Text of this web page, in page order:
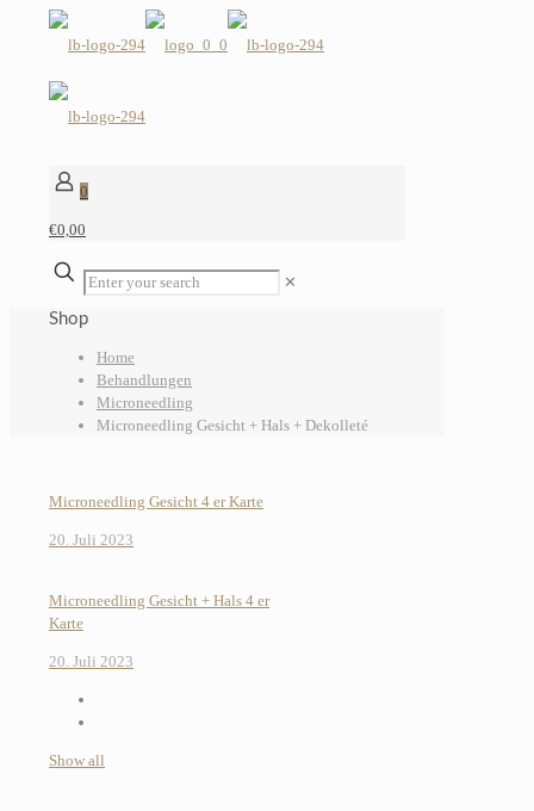
0
€0,00
✕
Shop
Home
Behandlungen
Microneedling
Microneedling Gesicht + Hals + Dekolleté
Microneedling Gesicht 4 er Karte
20. Juli 2023
Microneedling Gesicht + Hals 4 er
Karte
20. Juli 2023
Show all